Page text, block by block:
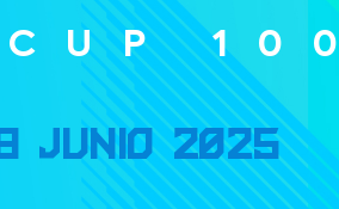
Junio 2025